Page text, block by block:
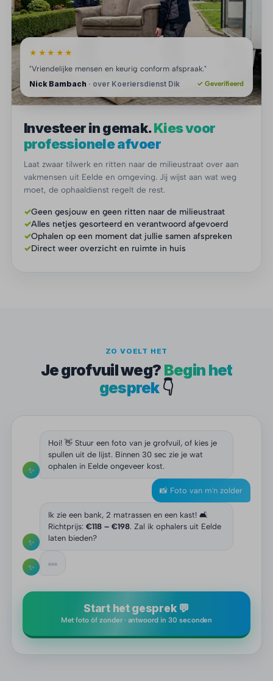
★★★★★
"Vriendelijke mensen en keurig conform afspraak."
Nick Bambach · over Koeriersdienst Dik ✓ Geverifieerd
Investeer in gemak.Kies voor
professionele afvoer
Laat zwaar tilwerk en ritten naar de milieustraat over aan
vakmensen uit Eelde en omgeving. Jij wijst aan wat weg
moet, de ophaaldienst regelt de rest.
✓Geen gesjouw en geen ritten naar de milieustraat
✓Alles netjes gesorteerd en verantwoord afgevoerd
✓Ophalen op een moment dat jullie samen afspreken
✓Direct weer overzicht en ruimte in huis
ZO VOELT HET
Je grofvuil weg? Begin het
gesprek👇
✨
Hoi! 👋 Stuur een foto van je grofvuil, of kies je
spullen uit de lijst. Binnen 30 sec zie je wat
ophalen in Eelde ongeveer kost.
📸 Foto van m'n zolder
✨
Ik zie een bank, 2 matrassen en een kast! 🛋️
Richtprijs: €118 – €198. Zal ik ophalers uit Eelde
laten bieden?
✨
Start het gesprek 💬
Met foto óf zonder · antwoord in 30 seconden